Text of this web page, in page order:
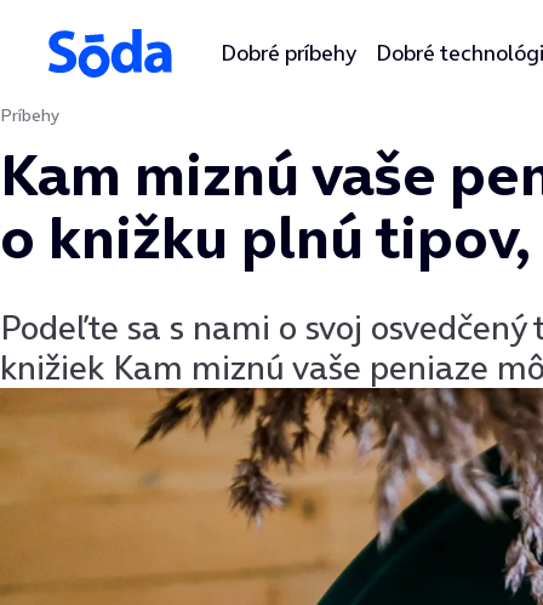
Preskočiť na obsah
Dobré príbehy Dobré
Príbehy
Kam miznú vaše
o knižku plnú
Podeľte sa s nami o svoj
knižiek Kam miznú vaše peniaze